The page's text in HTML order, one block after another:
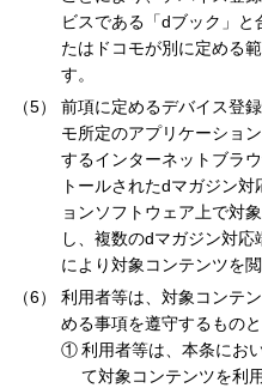
ビスである「dブック」
たはドコモが別に定める
す。
前項に定めるデバイス登
モ所定のアプリケーショ
するインターネットブラ
トールされたdマガジン
ョンソフトウェア上で対
し、複数のdマガジン対
により対象コンテンツを
利用者等は、対象コンテ
める事項を遵守するものと
利用者等は、本条にお
て対象コンテンツを利